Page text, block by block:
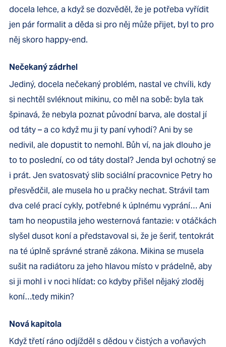
docela lehce, a když se dozvěděl, že je potřeba vyřídit
jen pár formalit a děda si pro něj může přijet, byl to pro
něj skoro happy-end.
Nečekaný zádrhel
Jediný, docela nečekaný problém, nastal ve chvíli, kdy
si nechtěl svléknout mikinu, co měl na sobě: byla tak
špinavá, že nebyla poznat původní barva, ale dostal jí
od táty – a co když mu ji ty paní vyhodí? Ani by se
nedivil, ale dopustit to nemohl. Bůh ví, na jak dlouho je
to to poslední, co od táty dostal? Jenda byl ochotný se
i prát. Jen svatosvatý slib sociální pracovnice Petry ho
přesvědčil, ale musela ho u pračky nechat. Strávil tam
dva celé prací cykly, potřebné k úplnému vyprání… Ani
tam ho neopustila jeho westernová fantazie: v otáčkách
slyšel dusot koní a představoval si, že je šerif, tentokrát
na té úplně správné straně zákona. Mikina se musela
sušit na radiátoru za jeho hlavou místo v prádelně, aby
si ji mohl i v noci hlídat: co kdyby přišel nějaký zloděj
koní…tedy mikin?
Nová kapitola
Když třetí ráno odjížděl s dědou v čistých a voňavých